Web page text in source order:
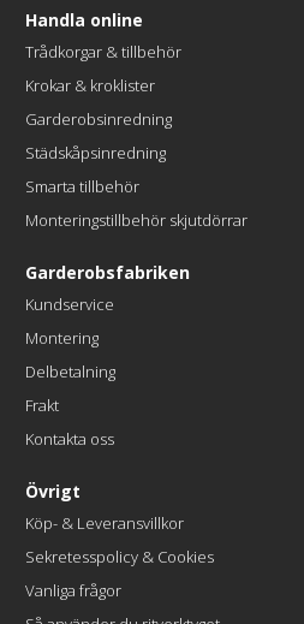
Handla online
Trådkorgar & tillbehör
Krokar & kroklister
Garderobsinredning
Städskåpsinredning
Smarta tillbehör
Monteringstillbehör skjutdörrar
Garderobsfabriken
Kundservice
Montering
Delbetalning
Frakt
Kontakta oss
Övrigt
Köp- & Leveransvillkor
Sekretesspolicy & Cookies
Vanliga frågor